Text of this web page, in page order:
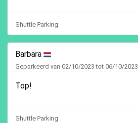
Shuttle Parking
Barbara
Geparkeerd van 02/10/2023 tot 06/10/2023
Top!
Shuttle Parking